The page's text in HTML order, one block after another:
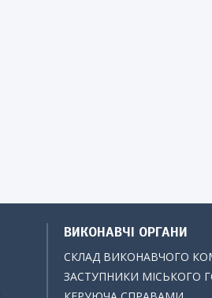
ВИКОНАВЧІ ОРГАНИ
СКЛАД ВИКОНАВЧОГО
ЗАСТУПНИКИ МІСЬКОГО